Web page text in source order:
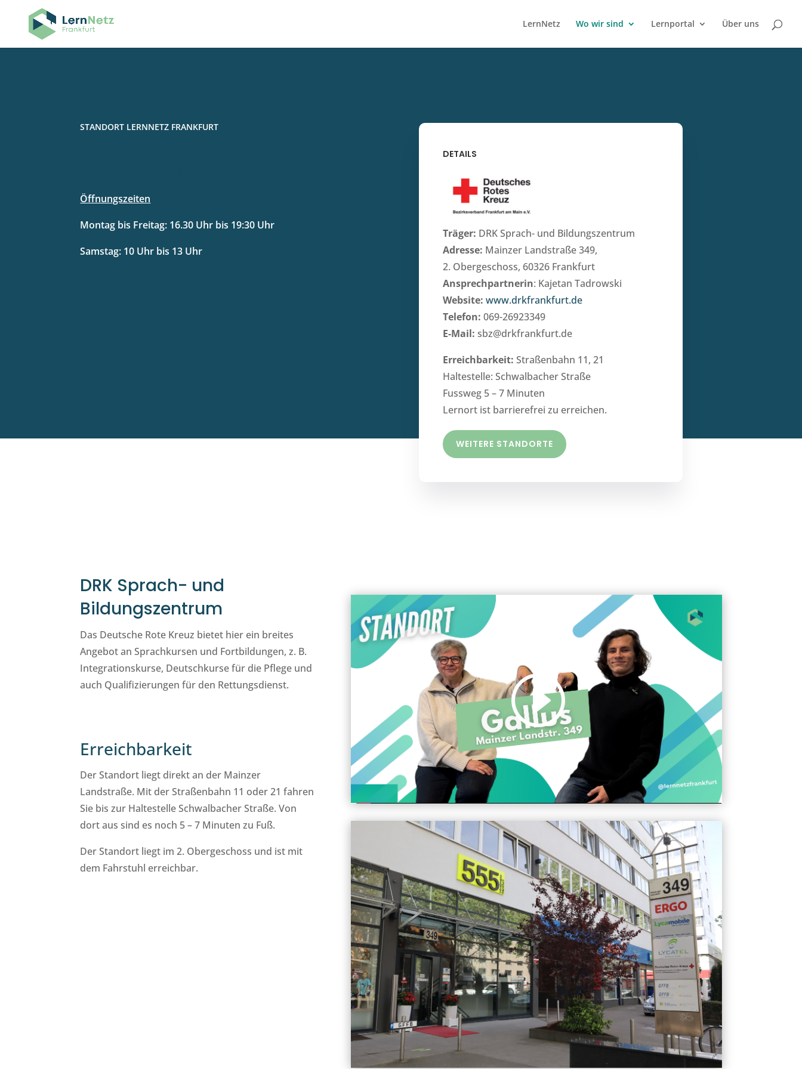
LernNetz Wo wir sind Lernportal Über uns
STANDORT LERNNETZ FRANKFURT
Öffnungszeiten
Montag bis Freitag: 16.30 Uhr bis 19:30 Uhr
Samstag: 10 Uhr bis 13 Uhr
DETAILS
Träger: DRK Sprach- und Bildungszentrum
Adresse: Mainzer Landstraße 349,
2. Obergeschoss, 60326 Frankfurt
Ansprechpartnerin: Kajetan Tadrowski
Website: www.drkfrankfurt.de
Telefon: 069-26923349
E-Mail: sbz@drkfrankfurt.de
Erreichbarkeit: Straßenbahn 11, 21
Haltestelle: Schwalbacher Straße
Fussweg 5 – 7 Minuten
Lernort ist barrierefrei zu erreichen.
WEITERE STANDORTE
DRK Sprach- und
Bildungszentrum
Das Deutsche Rote Kreuz bietet hier ein breites
Angebot an Sprachkursen und Fortbildungen, z. B.
Integrationskurse, Deutschkurse für die Pflege und
auch Qualifizierungen für den Rettungsdienst.
Erreichbarkeit
Der Standort liegt direkt an der Mainzer
Landstraße. Mit der Straßenbahn 11 oder 21 fahren
Sie bis zur Haltestelle Schwalbacher Straße. Von
dort aus sind es noch 5 – 7 Minuten zu Fuß.
Der Standort liegt im 2. Obergeschoss und ist mit
dem Fahrstuhl erreichbar.